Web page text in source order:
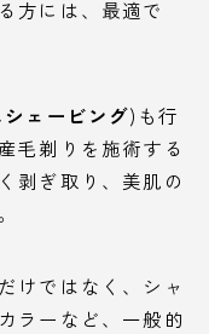
方には、最適で
ェービング)も行
毛剃りを施術する
剥ぎ取り、美肌の
けではなく、シャ
ラーなど、一般的